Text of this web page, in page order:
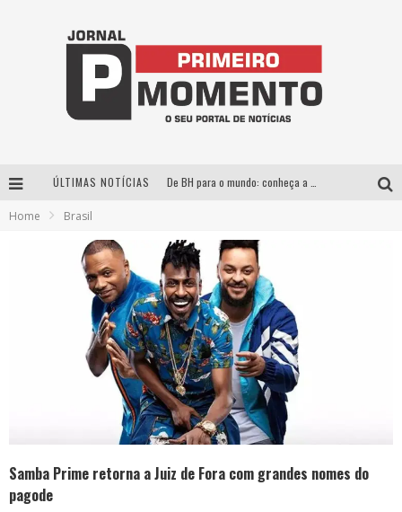
ÚLTIMAS NOTÍCIAS
Home Brasil
Samba Prime retorna a Juiz de Fora com grandes nomes do
pagode